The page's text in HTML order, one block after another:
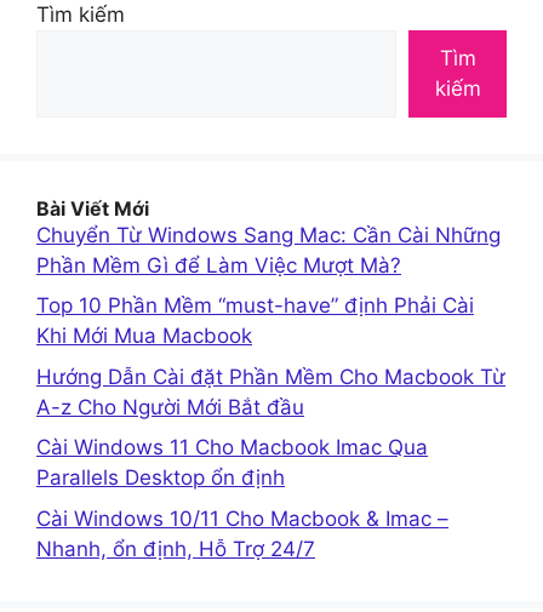
Tìm kiếm
Tìm
kiếm
Bài Viết Mới
Chuyển Từ Windows Sang Mac: Cần Cài Những
Phần Mềm Gì để Làm Việc Mượt Mà?
Top 10 Phần Mềm “must-have” định Phải Cài
Khi Mới Mua Macbook
Hướng Dẫn Cài đặt Phần Mềm Cho Macbook Từ
A-z Cho Người Mới Bắt đầu
Cài Windows 11 Cho Macbook Imac Qua
Parallels Desktop ổn định
Cài Windows 10/11 Cho Macbook & Imac –
Nhanh, ổn định, Hỗ Trợ 24/7